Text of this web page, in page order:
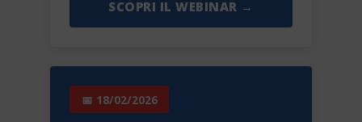
SCOPRI IL WEBINAR →
📅 18/02/2026